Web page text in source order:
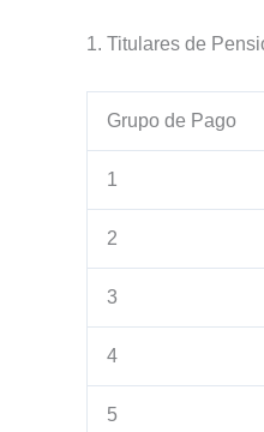
1. Titulares de
Grupo de Pago
1
2
3
4
5